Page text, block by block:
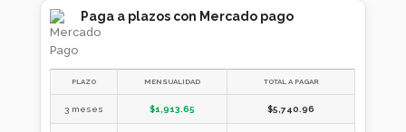
Paga a plazos con Mercado pago
PLAZO MENSUALIDAD TOTAL A PAGAR
3 meses $1,913.65 $5,740.96